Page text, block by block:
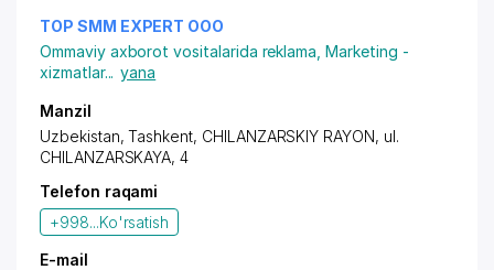
TOP SMM EXPERT OOO
Ommaviy axborot vositalarida reklama ,Marketing -
xizmatlar... yana
Manzil
Uzbekistan, Tashkent, CHILANZARSKIY RAYON, ul.
CHILANZARSKAYA, 4
Telefon raqami
+998...Ko'rsatish
E-mail